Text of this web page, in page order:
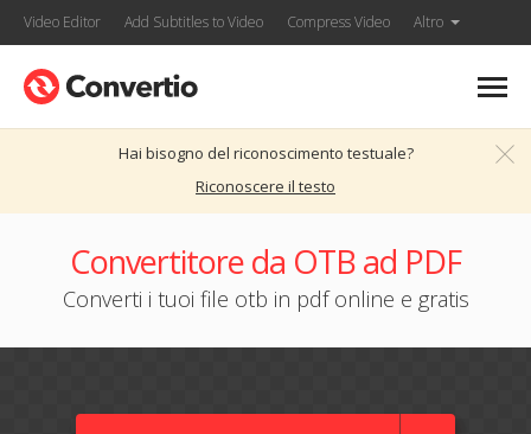
Video Editor Add Subtitles to Video Compress Video Altro
Hai bisogno del riconoscimento testuale?
Riconoscere il testo
Convertitore da OTB ad PDF
Converti i tuoi file otb in pdf online e gratis